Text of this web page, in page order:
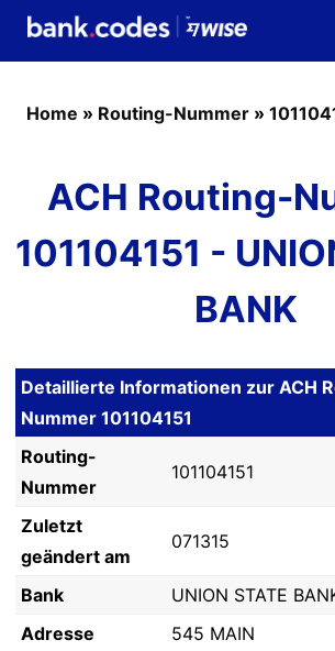
Home » Routing-Nummer »
ACH Routing-
101104151 -
BANK
Detaillierte Informationen zur ACH
Nummer 101104151
Routing-
Nummer
101104151
Zuletzt
geändert am
071315
Bank
UNION STATE
Adresse
545 MAIN